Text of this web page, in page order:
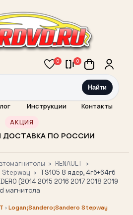
0 0
Найти
Инструкции Контакты
АКЦИЯ
ДОСТАВКА ПО РОССИИ
› RENAULT ›
Stepway › TS105 8 ядер, 4гб+64гб
(2014 2015 2016 2017 2018 2019
магнитола
›Logan;Sandero;Sandero Stepway